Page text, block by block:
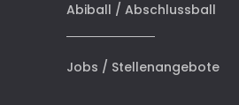
Abiball / Abschlussball
Jobs / Stellenangebote